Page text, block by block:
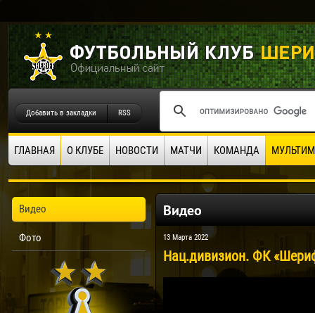
Добавить в закладки RSS
ГЛАВНАЯ О КЛУБЕ НОВОСТИ МАТЧИ КОМАНДА
Видео
Фото
Видео
13 Марта 2022
Нац.дивизион. ФК